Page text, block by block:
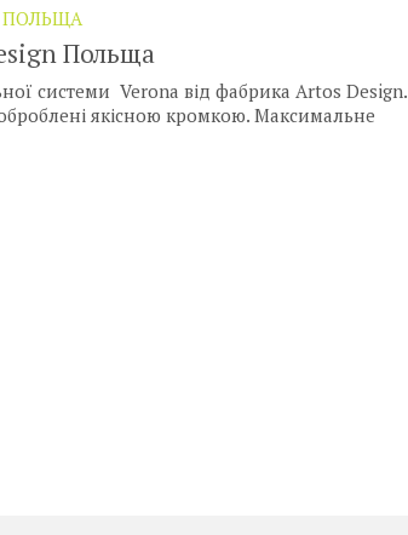
ПОЛЬЩА
Польща
системи Verona від фабрика Artos Design.
якісною кромкою. Максимальне